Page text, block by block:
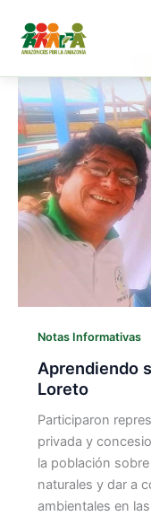
contenido
Notas Informativas
Aprendiendo
Loreto
Participaron
privada y
la población
naturales y dar a
ambientales en